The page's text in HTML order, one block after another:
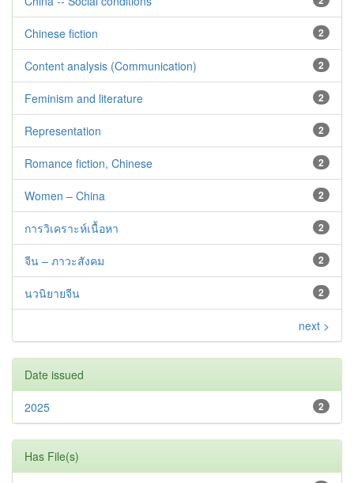
2
Chinese fiction
2
Content analysis (Communication)
2
Feminism and literature
2
Representation
2
Romance fiction, Chinese
2
Women – China
2
การวิเคราะห์เนื้อหา
2
จีน – ภาวะสังคม
2
นวนิยายจีน
next >
Date issued
2
2025
Has File(s)